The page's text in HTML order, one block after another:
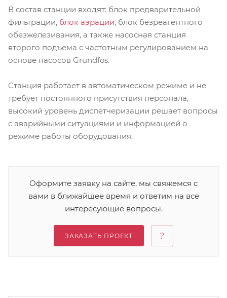
В состав станции входят: блок предварительной
фильтрации, блок аэрации, блок безреагентного
обезжелезивания, а также насосная станция
второго подъема с частотным регулированием на
основе насосов Grundfos.
Станция работает в автоматическом режиме и не
требует постоянного присутствия персонала,
высокий уровень диспетчеризации решает вопросы
с аварийными ситуациями и информацией о
режиме работы оборудования.
Оформите заявку на сайте, мы свяжемся с
вами в ближайшее время и ответим на все
интересующие вопросы.
ЗАКАЗАТЬ ПРОЕКТ